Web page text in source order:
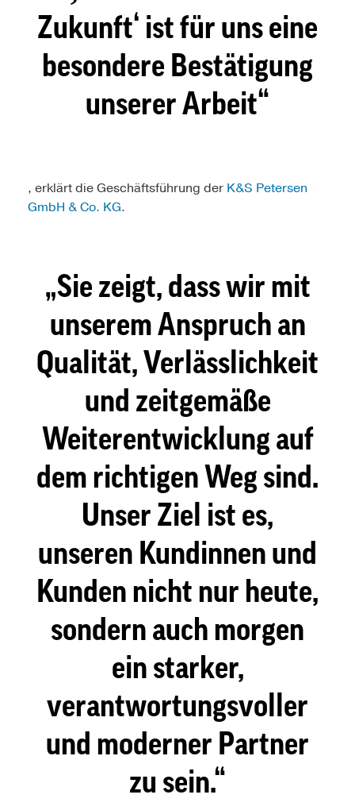
Zukunft‘ ist für uns eine
besondere Bestätigung
unserer Arbeit
, erklärt die Geschäftsführung der K&S Petersen
GmbH & Co. KG.
Sie zeigt, dass wir mit
unserem Anspruch an
Qualität, Verlässlichkeit
und zeitgemäße
Weiterentwicklung auf
dem richtigen Weg sind.
Unser Ziel ist es,
unseren Kundinnen und
Kunden nicht nur heute,
sondern auch morgen
ein starker,
verantwortungsvoller
und moderner Partner
zu sein.